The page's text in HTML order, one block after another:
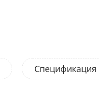
Спецификация